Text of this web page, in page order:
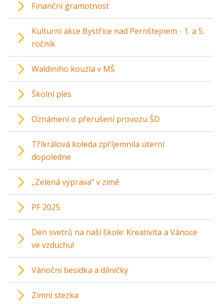
Finanční gramotnost
Kulturní akce Bystřice nad Pernštejnem - 1. a 5.
ročník
Waldiniho kouzla v MŠ
Školní ples
Oznámení o přerušení provozu ŠD
Tříkrálová koleda zpříjemnila úterní
dopoledne
„Zelená výprava“ v zimě
PF 2025
Den svetrů na naší škole: Kreativita a Vánoce
ve vzduchu!
Vánoční besídka a dílničky
Zimní stezka